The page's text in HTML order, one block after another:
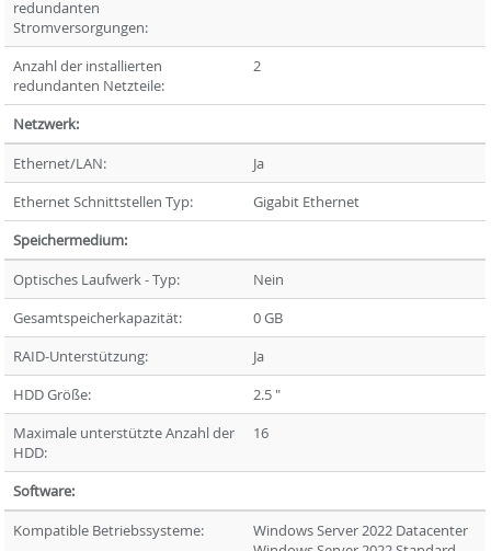
redundanten
Stromversorgungen:
Anzahl der installierten
redundanten Netzteile:
2
Netzwerk:
Ethernet/LAN:
Ja
Ethernet Schnittstellen Typ:
Gigabit Ethernet
Speichermedium:
Optisches Laufwerk - Typ:
Nein
Gesamtspeicherkapazität:
0 GB
RAID-Unterstützung:
Ja
HDD Größe:
2.5 "
Maximale unterstützte Anzahl der
HDD:
16
Software:
Kompatible Betriebssysteme:
Windows Server 2022 Datacenter